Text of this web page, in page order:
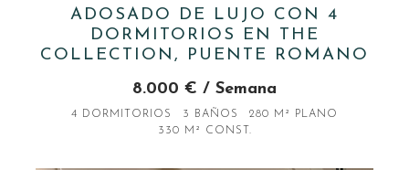
ADOSADO DE LUJO CON 4
DORMITORIOS EN THE
COLLECTION, PUENTE ROMANO
8.000 € / Semana
4 DORMITORIOS 3 BAÑOS
280 M² PLANO
330 M² CONST.